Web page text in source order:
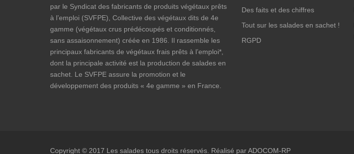
par le Syndicat des fabricants de produits végétaux prêts
à l’emploi (SVFPE), Collective des végétaux dits de 4e
gamme (végétaux crus prédécoupés et conditionnés,
sans assaisonnement) créée en 1986. Il rassemble les
principaux fabricants de végétaux frais prêts à l’emploi*,
dont la principale activité est la production de salades en
sachet. Le SVFPE assure la promotion et le
développement des produits « 4e gamme » en France.
Des faits et des chiffres
Tout sur les salades en sachet !
RGPD
Copyright © 2017 Les salades tous droits réservés. Réalisé parADOCOM-RP